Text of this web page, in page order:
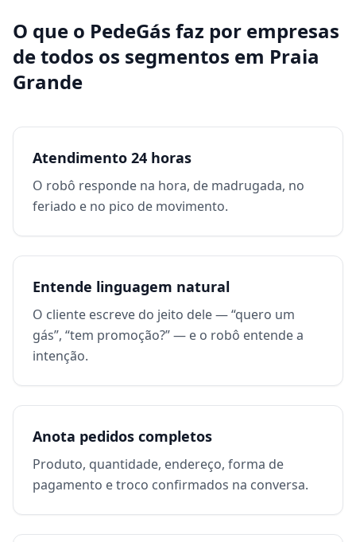
O que o PedeGás faz por empresas
de todos os segmentos em Praia
Grande
Atendimento 24 horas
O robô responde na hora, de madrugada, no
feriado e no pico de movimento.
Entende linguagem natural
O cliente escreve do jeito dele — “quero um
gás”, “tem promoção?” — e o robô entende a
intenção.
Anota pedidos completos
Produto, quantidade, endereço, forma de
pagamento e troco confirmados na conversa.